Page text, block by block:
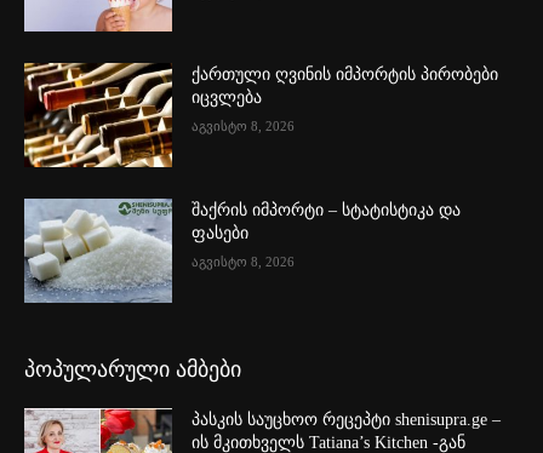
ქართული ღვინის იმპორტის პირობები
იცვლება
აგვისტო 8, 2026
შაქრის იმპორტი – სტატისტიკა და
ფასები
აგვისტო 8, 2026
პოპულარული ამბები
პასკის საუცხოო რეცეპტი shenisupra.ge –
ის მკითხველს Tatiana’s Kitchen -გან